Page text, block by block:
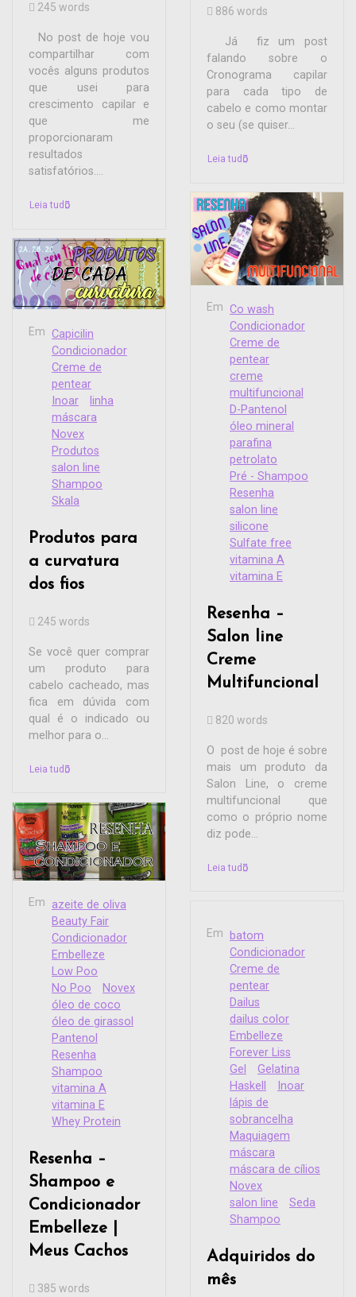
245 words
No post de hoje vou
compartilhar com
vocês alguns produtos
que usei para
crescimento capilar e
que me
proporcionaram
resultados
satisfatórios....
Leia tudo
Em Capicilin
Condicionador
Creme de
pentear
Inoar
linha
máscara
Novex
Produtos
salon line
Shampoo
Skala
Produtos para
a curvatura
dos fios
245 words
Se você quer comprar
um produto para
cabelo cacheado, mas
fica em dúvida com
qual é o indicado ou
melhor para o...
Leia tudo
Em
azeite de oliva
Beauty Fair
Condicionador
Embelleze
Low Poo
No Poo
Novex
óleo de coco
óleo de girassol
Pantenol
Resenha
Shampoo
vitamina A
vitamina E
Whey Protein
Resenha –
Shampoo e
Condicionador
Embelleze |
Meus Cachos
385 words
886 words
Já fiz um post
falando sobre o
Cronograma capilar
para cada tipo de
cabelo e como montar
o seu (se quiser...
Leia tudo
Em Co wash
Condicionador
Creme de
pentear
creme
multifuncional
D-Pantenol
óleo mineral
parafina
petrolato
Pré - Shampoo
Resenha
salon line
silicone
Sulfate free
vitamina A
vitamina E
Resenha –
Salon line
Creme
Multifuncional
820 words
O post de hoje é sobre
mais um produto da
Salon Line, o creme
multifuncional que
como o próprio nome
diz pode...
Leia tudo
Em
batom
Condicionador
Creme de
pentear
Dailus
dailus color
Embelleze
Forever Liss
Gel
Gelatina
Haskell
Inoar
lápis de
sobrancelha
Maquiagem
máscara
máscara de cílios
Novex
salon line
Seda
Shampoo
Adquiridos do
mês